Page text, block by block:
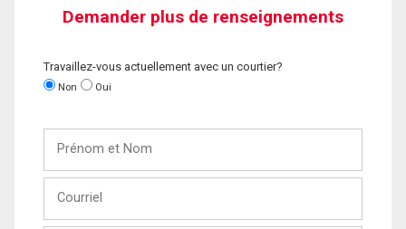
Demander plus de renseignements
Travaillez-vous actuellement avec un courtier?
Non Oui
Nom